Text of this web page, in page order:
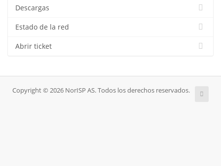
Descargas
Estado de la red
Abrir ticket
Copyright © 2026 NorISP AS. Todos los derechos reservados.